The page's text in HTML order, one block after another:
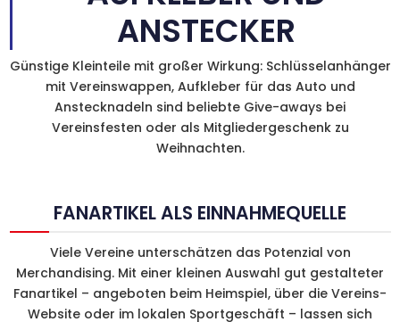
ANSTECKER
Günstige Kleinteile mit großer Wirkung: Schlüsselanhänger
mit Vereinswappen, Aufkleber für das Auto und
Anstecknadeln sind beliebte Give-aways bei
Vereinsfesten oder als Mitgliedergeschenk zu
Weihnachten.
FANARTIKEL ALS EINNAHMEQUELLE
Viele Vereine unterschätzen das Potenzial von
Merchandising. Mit einer kleinen Auswahl gut gestalteter
Fanartikel – angeboten beim Heimspiel, über die Vereins-
Website oder im lokalen Sportgeschäft – lassen sich